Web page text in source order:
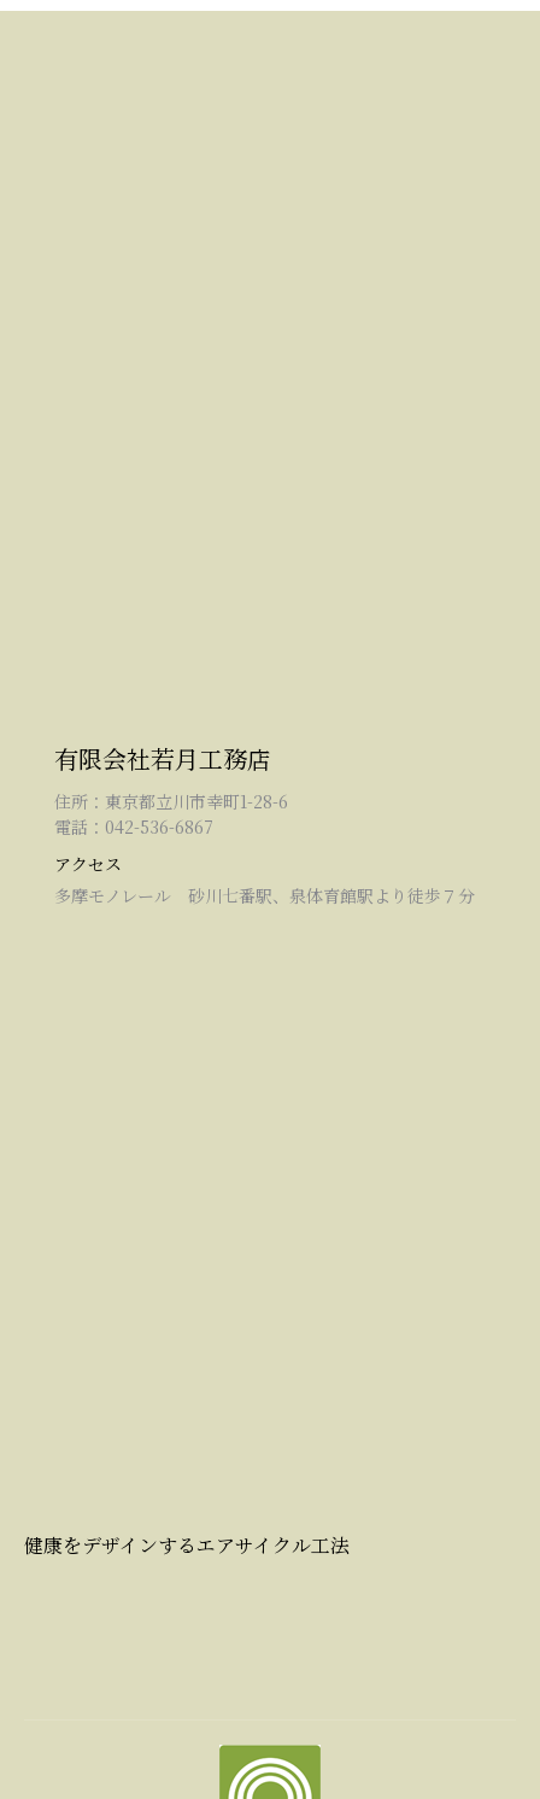
有限会社若月工務店
住所：東京都立川市幸町1-28-6
電話：042-536-6867
アクセス
多摩モノレール 砂川七番駅、泉体育館駅より徒歩７分
健康をデザインするエアサイクル工法